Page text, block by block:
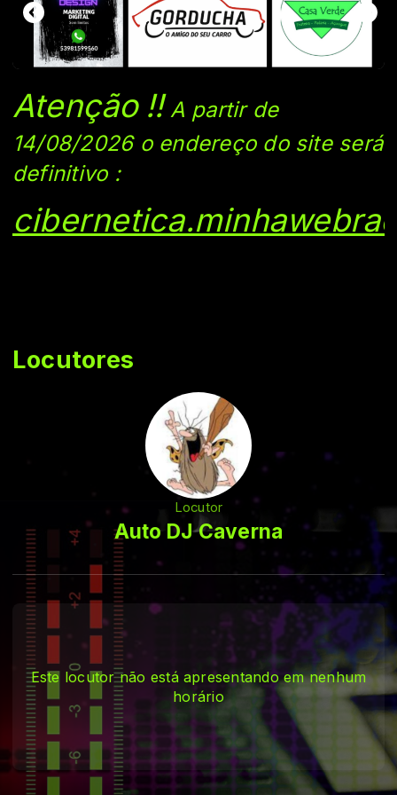
Atenção !!A partir de
14/08/2026 o endereço do site será
definitivo:
Locutores
Locutor
Auto DJ Caverna
Este locutor não está apresentando em nenhum
horário